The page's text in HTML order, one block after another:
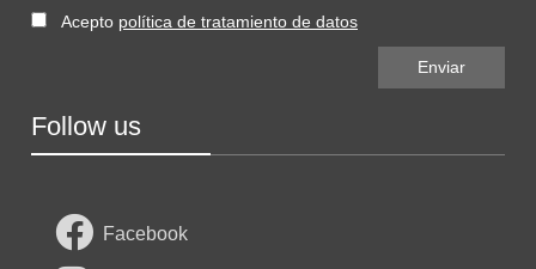
Acepto política de tratamiento de datos
Follow us
Facebook